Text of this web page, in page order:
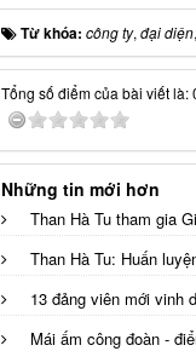
Từ khóa: công ty, đại diện,
Tổng số điểm của bài viết là:
Những tin mới hơn
Than Hà Tu tham gia
Than Hà Tu: Huấn
13 đảng viên mới vinh
Mái ấm công đoàn -